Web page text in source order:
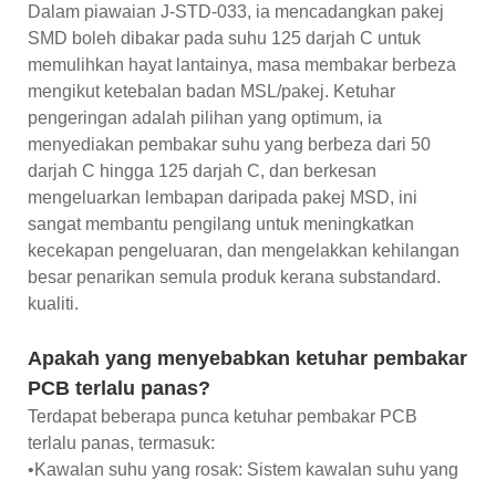
Dalam piawaian J-STD-033, ia mencadangkan pakej
SMD boleh dibakar pada suhu 125 darjah C untuk
memulihkan hayat lantainya, masa membakar berbeza
mengikut ketebalan badan MSL/pakej. Ketuhar
pengeringan adalah pilihan yang optimum, ia
menyediakan pembakar suhu yang berbeza dari 50
darjah C hingga 125 darjah C, dan berkesan
mengeluarkan lembapan daripada pakej MSD, ini
sangat membantu pengilang untuk meningkatkan
kecekapan pengeluaran, dan mengelakkan kehilangan
besar penarikan semula produk kerana substandard.
kualiti.
Apakah yang menyebabkan ketuhar pembakar
PCB terlalu panas?
Terdapat beberapa punca ketuhar pembakar PCB
terlalu panas, termasuk:
•Kawalan suhu yang rosak: Sistem kawalan suhu yang